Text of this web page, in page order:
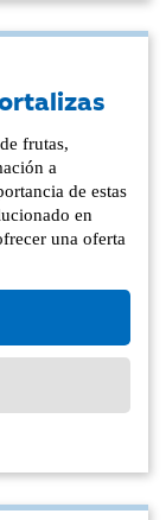
frutas,
a
de estas
en
una oferta